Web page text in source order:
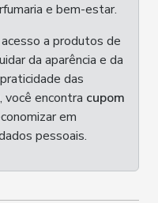
e bem-estar.
a produtos de
da aparência e da
das
você encontra cupom
em
pessoais.